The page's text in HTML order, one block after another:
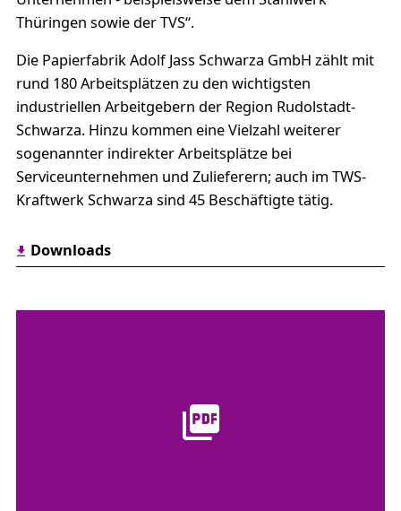
Thüringen sowie der TVS“.
Die Papierfabrik Adolf Jass Schwarza GmbH zählt mit
rund 180 Arbeitsplätzen zu den wichtigsten
industriellen Arbeitgebern der Region Rudolstadt-
Schwarza. Hinzu kommen eine Vielzahl weiterer
sogenannter indirekter Arbeitsplätze bei
Serviceunternehmen und Zulieferern; auch im TWS-
Kraftwerk Schwarza sind 45 Beschäftigte tätig.
Downloads